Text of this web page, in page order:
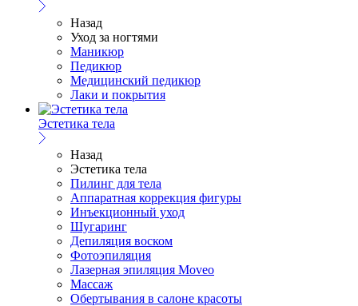
Назад
Уход за ногтями
Маникюр
Педикюр
Медицинский педикюр
Лаки и покрытия
Эстетика тела
Назад
Эстетика тела
Пилинг для тела
Аппаратная коррекция фигуры
Инъекционный уход
Шугаринг
Депиляция воском
Фотоэпиляция
Лазерная эпиляция Moveo
Массаж
Обертывания в салоне красоты